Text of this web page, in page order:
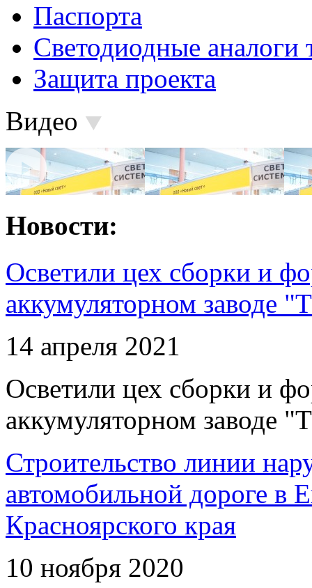
Паспорта
Светодиодные аналоги
Защита проекта
Видео
Новости:
Осветили цех сборки и
аккумуляторном заводе
14 апреля 2021
Осветили цех сборки и
аккумуляторном заводе
Строительство линии
автомобильной дороге в
Красноярского края
10 ноября 2020